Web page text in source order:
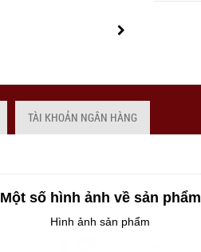
TÀI KHOẢN NGÂN HÀNG
Một số hình ảnh về sản phẩm
Hình ảnh sản phẩm